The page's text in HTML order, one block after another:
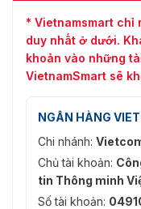
* Vietnamsmart chỉ
duy nhất ở dưới.
khoản vào những
VietnamSmart sẽ
NGÂN HÀNG
Chi nhánh:
Chủ tài khoản:
tin Thông minh
Số tài khoản: